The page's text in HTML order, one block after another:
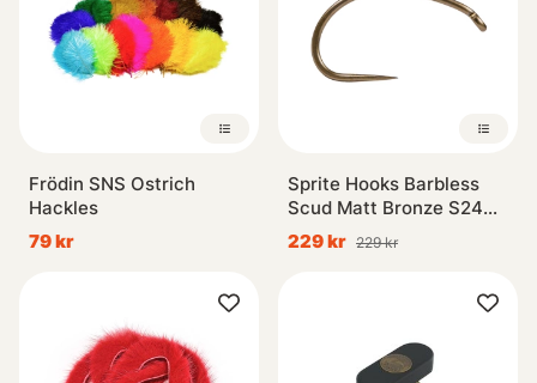
Frödin SNS Ostrich
Hackles
79 kr
Sprite Hooks Barbless
Scud Matt Bronze S2499
100-pack
229 kr 229 kr